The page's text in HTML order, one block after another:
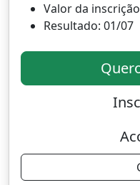
Valor da
Resultado: 01/07